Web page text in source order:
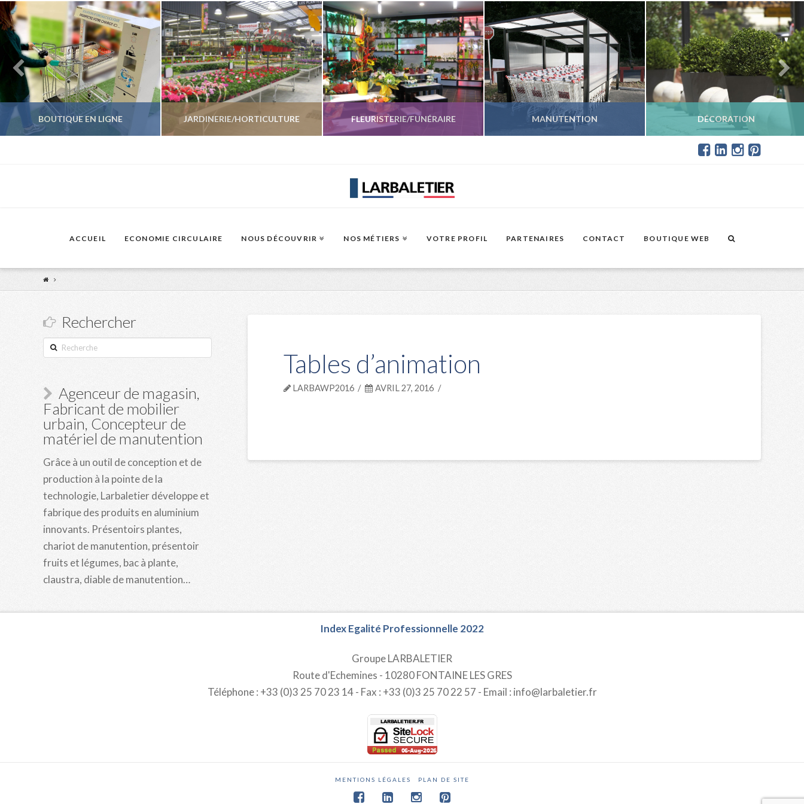
BOUTIQUE EN LIGNE JARDINERIE/HORTICULTURE FLEURISTERIE/FUNÉRAIRE
VOIR LES PRODUITS
MANUTENTION DÉCORATION
ACCUEIL ECONOMIE CIRCULAIRE NOUS DÉCOUVRIR NOS MÉTIERS VOTRE PROFIL PARTENAIRES CONTACT BOUTIQUE WEB
Tables d’animation
LARBAWP2016 AVRIL 27, 2016
Rechercher
Recherche
Agenceur de magasin,
Fabricant de mobilier
urbain, Concepteur de
matériel de manutention
Grâce à un outil de conception et de
production à la pointe de la
technologie, Larbaletier développe et
fabrique des produits en aluminium
innovants. Présentoirs plantes,
chariot de manutention, présentoir
fruits et légumes, bac à plante,
claustra, diable de manutention…
Index Egalité Professionnelle 2022
Groupe LARBALETIER
Route d'Echemines - 10280 FONTAINE LES GRES
Téléphone : +33 (0)3 25 70 23 14 - Fax : +33 (0)3 25 70 22 57 - Email : info@larbaletier.fr
MENTIONS LÉGALES PLAN DE SITE